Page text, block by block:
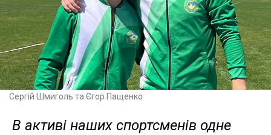
Сергій Шмиголь та Єгор Пащенко
В активі наших спортсменів одне